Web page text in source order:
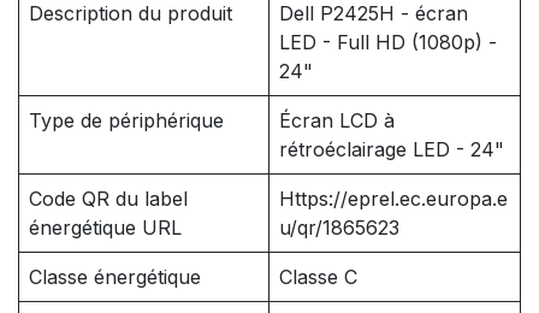
Description du produit
Dell P2425H - écran
LED - Full HD (1080p) -
24"
Type de périphérique
Écran LCD à
rétroéclairage LED - 24"
Code QR du label
énergétique URL
Https://eprel.ec.europa.e
u/qr/1865623
Classe énergétique Classe C